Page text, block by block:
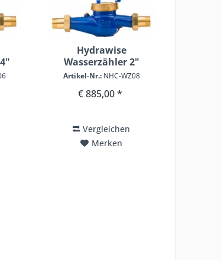
Hydrawise
Wasserzähler 2"
Artikel-Nr.:NHC-WZ08
€ 885,00 *
Vergleichen
Merken